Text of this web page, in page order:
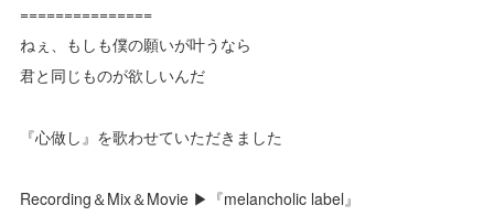
===============
ねぇ、もしも僕の願いが叶うなら
君と同じものが欲しいんだ
『心做し』を歌わせていただきました
Recording＆Mix＆Movie ▶『melancholic label』